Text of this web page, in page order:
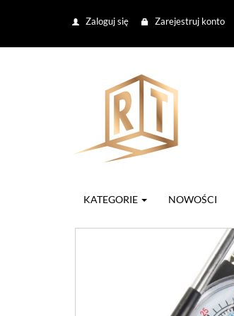
Zaloguj się Zarejestruj konto
KATEGORIE NOWOŚCI